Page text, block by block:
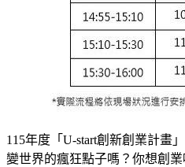
115年度「U-start創新創業計畫
變世界的瘋狂點子嗎？你想創